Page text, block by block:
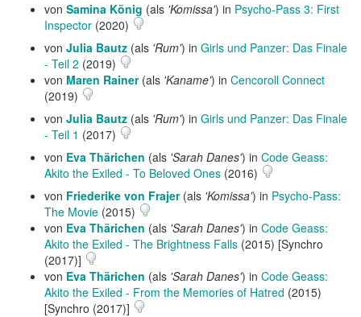
von Samina König (als 'Komissa') in Psycho-Pass 3: First
Inspector (2020)
von Julia Bautz (als 'Rum') in Girls und Panzer: Das Finale
- Teil 2 (2019)
von Maren Rainer(als 'Kaname') in Cencoroll Connect
(2019)
von Julia Bautz (als 'Rum') in Girls und Panzer: Das Finale
- Teil 1 (2017)
von Eva Thärichen (als 'Sarah Danes') in Code Geass:
Akito the Exiled - To Beloved Ones (2016)
von Friederike von Frajer(als 'Komissa') in Psycho-Pass:
The Movie (2015)
von Eva Thärichen (als 'Sarah Danes') in Code Geass:
Akito the Exiled - The Brightness Falls (2015) [Synchro
(2017)]
von Eva Thärichen (als 'Sarah Danes') in Code Geass:
Akito the Exiled - From the Memories of Hatred (2015)
[Synchro (2017)]